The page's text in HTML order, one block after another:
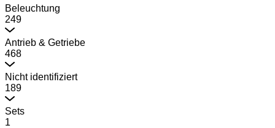
Beleuchtung
249
Antrieb & Getriebe
468
Nicht identifiziert
189
Sets
1